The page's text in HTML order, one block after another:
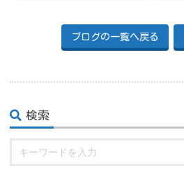
ブログの一覧へ戻る
検索